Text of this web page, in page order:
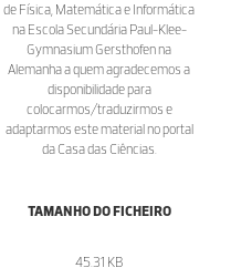
de Física, Matemática e Informática
na Escola Secundária Paul-Klee-
Gymnasium Gersthofen na
Alemanha a quem agradecemos a
disponibilidade para
colocarmos/traduzirmos e
adaptarmos este material no portal
da Casa das Ciências.
TAMANHO DO FICHEIRO
45.31 KB